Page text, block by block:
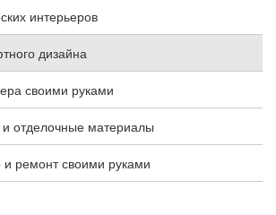
интерьеров
дизайна
своими руками
отделочные материалы
и ремонт своими руками